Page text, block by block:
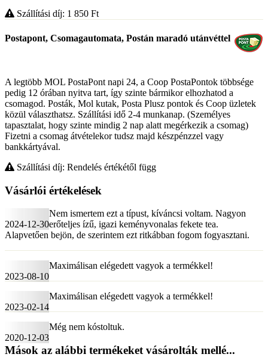
Szállítási díj: 1 850 Ft
Postapont, Csomagautomata, Postán maradó utánvéttel
A legtöbb MOL PostaPont napi 24, a Coop PostaPontok többsége
pedig 12 órában nyitva tart, így szinte bármikor elhozhatod a
csomagod. Posták, Mol kutak, Posta Plusz pontok és Coop üzletek
közül választhatsz. Szállítási idő 2-4 munkanap. (Személyes
tapasztalat, hogy szinte mindig 2 nap alatt megérkezik a csomag)
Fizetni a csomag átvételekor tudsz majd készpénzzel vagy
bankkártyával.
Szállítási díj: Rendelés értékétől függ
Vásárlói értékelések
2024-12-30
Nem ismertem ezt a típust, kíváncsi voltam. Nagyon
erőteljes ízű, igazi keményvonalas fekete tea.
Alapvetően bejön, de szerintem ezt ritkábban fogom fogyasztani.
2023-08-10
Maximálisan elégedett vagyok a termékkel!
2023-02-14
Maximálisan elégedett vagyok a termékkel!
2020-12-03
Még nem kóstoltuk.
Mások az alábbi termékeket vásárolták mellé...